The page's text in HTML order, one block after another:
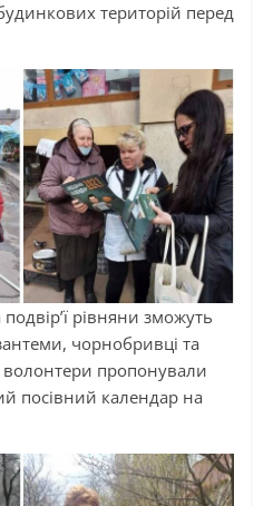
територій перед
рівняни зможуть
чорнобривці та
волонтери пропонували
посівний календар на